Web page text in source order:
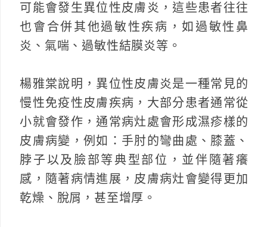
可能會發生異位性皮膚炎，這些患者往往
也會合併其他過敏性疾病，如過敏性鼻
炎、氣喘、過敏性結膜炎等。
楊雅棠說明，異位性皮膚炎是一種常見的
慢性免疫性皮膚疾病，大部分患者通常從
小就會發作，通常病灶處會形成濕疹樣的
皮膚病變，例如：手肘的彎曲處、膝蓋、
脖子以及臉部等典型部位，並伴隨著癢
感，隨著病情進展，皮膚病灶會變得更加
乾燥、脫屑，甚至增厚。